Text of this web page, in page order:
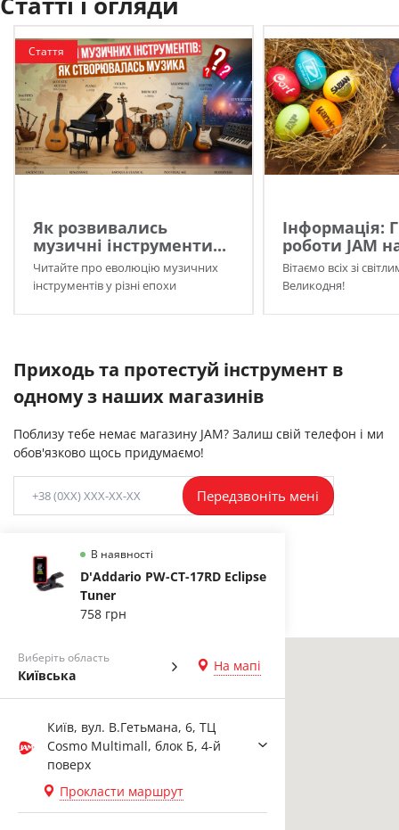
Стаття
Як розвивались
музичні інструменти...
Читайте про еволюцію музичних
інструментів у різні епохи
Інформація:
роботи JAM
Вітаємо всіх зі
Великодня!
Приходь та протестуй інструмент в
одному з наших магазинів
Поблизу тебе немає магазину JAM? Залиш свій телефон і ми
обов'язково щось придумаємо!
В наявності
D'Addario PW-CT-17RD Eclipse
Tuner
758 грн
Виберіть область
Київська
На мапі
Київ, вул. В.Гетьмана, 6, ТЦ
Cosmo Multimall, блок Б, 4-й
поверх
Прокласти маршрут
Передзвоніть мені